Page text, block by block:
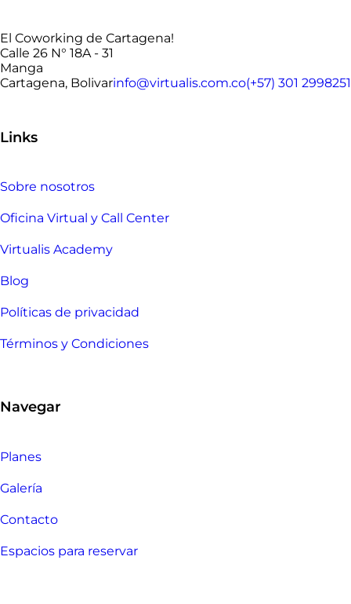
El Coworking de Cartagena!
Calle 26 N° 18A - 31
Manga
Cartagena, Bolivarinfo@virtualis.com.co(+57) 301 2998251
Links
Sobre nosotros
Oficina Virtual y Call Center
Virtualis Academy
Blog
Políticas de privacidad
Términos y Condiciones
Navegar
Planes
Galería
Contacto
Espacios para reservar